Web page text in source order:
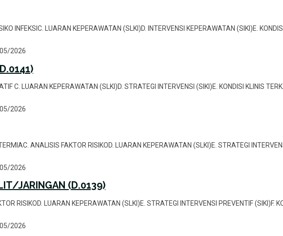
INFEKSIC. LUARAN KEPERAWATAN (SLKI)D. INTERVENSI KEPERAWATAN (SIKI)E.
2026
C. LUARAN KEPERAWATAN (SLKI)D. STRATEGI INTERVENSI (SIKI)E. KONDISI KLINIS
2026
ANALISIS FAKTOR RISIKOD. LUARAN KEPERAWATAN (SLKI)E. STRATEGI
2026
JARINGAN (D.0139)
RISIKOD. LUARAN KEPERAWATAN (SLKI)E. STRATEGI INTERVENSI PREVENTIF (SIKI)F.
2026